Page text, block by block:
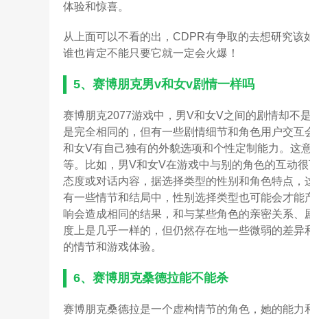
体验和惊喜。
从上面可以不看的出，CDPR有争取的去想研究该
谁也肯定不能只要它就一定会火爆！
5、 赛博朋克男v和女v剧情一样吗
赛博朋克2077游戏中，男V和女V之间的剧情却不
是完全相同的，但有一些剧情细节和角色用户交
和女V有自己独有的外貌选项和个性定制能力。这
等。比如，男V和女V在游戏中与别的角色的互动
态度或对话内容，据选择类型的性别和角色特点
有一些情节和结局中，性别选择类型也可能会才
响会造成相同的结果，和与某些角色的亲密关系
度上是几乎一样的，但仍然存在地一些微弱的差
的情节和游戏体验。
6、 赛博朋克桑德拉能不能杀
赛博朋克桑德拉是一个虚构情节的角色，她的能